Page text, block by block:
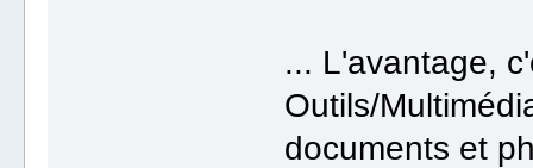
... L'avantage,
Outils/
documents et